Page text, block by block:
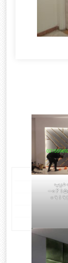
درب
02155969245-